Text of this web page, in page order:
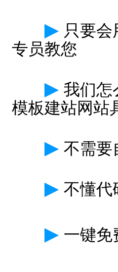
▶ 只要
专员教您
▶ 我们怎
模板建站网站
▶ 不需要
▶ 不懂代
▶ 一键免